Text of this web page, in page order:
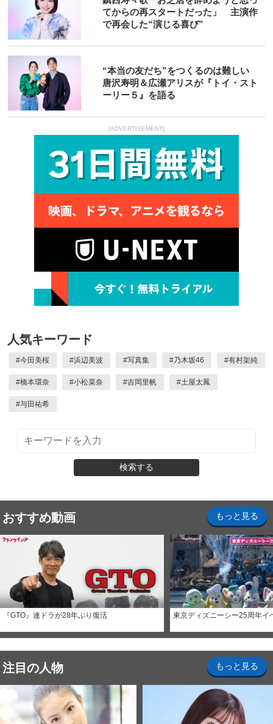
てからの再スタートだった」 主演作
で再会した“演じる喜び”
“本当の友だち”をつくるのは難しい
唐沢寿明＆広瀬アリスが『トイ・スト
ーリー５』を語る
[ADVERTISEMENT]
人気キーワード
#今田美桜 #浜辺美波 #写真集 #乃木坂46 #有村架純
#橋本環奈 #小松菜奈 #吉岡里帆 #土屋太鳳
#与田祐希
検索する
おすすめ動画 もっと見る
『GTO』連ドラが28年ぶり復活 東京ディズニーシー25周年イ
注目の人物 もっと見る